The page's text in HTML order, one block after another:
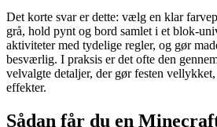
Det korte svar er dette: vælg en klar
grå, hold pynt og bord samlet i et blok-
aktiviteter med tydelige regler, og gør
besværlig. I praksis er det ofte den
velvalgte detaljer, der gør festen
effekter.
Sådan får du en